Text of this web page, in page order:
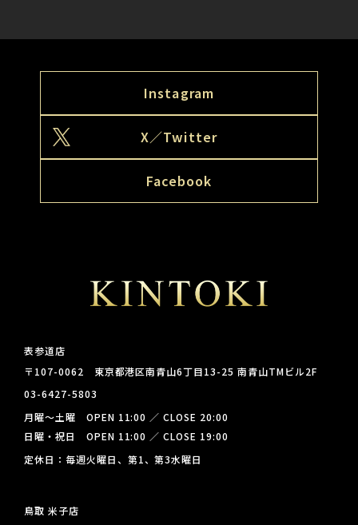
Instagram
X／Twitter
Facebook
表参道店
〒107-0062 東京都港区南青山6丁目13-25 南青山TMビル2F
03-6427-5803
月曜～土曜 OPEN 11:00 ／ CLOSE 20:00
日曜・祝日 OPEN 11:00 ／ CLOSE 19:00
定休日：毎週火曜日、第1、第3水曜日
鳥取 米子店